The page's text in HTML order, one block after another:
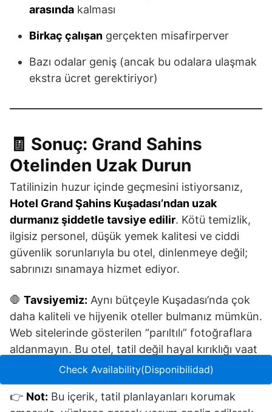
arasında kalması
Birkaç çalışan gerçekten misafirperver
Bazı odalar geniş (ancak bu odalara ulaşmak
ekstra ücret gerektiriyor)
🧾 Sonuç: Grand Sahins
Otelinden Uzak Durun
Tatilinizin huzur içinde geçmesini istiyorsanız,
Hotel Grand Şahins Kuşadası’ndan uzak
durmanız şiddetle tavsiye edilir. Kötü temizlik,
ilgisiz personel, düşük yemek kalitesi ve ciddi
güvenlik sorunlarıyla bu otel, dinlenmeye değil;
sabrınızı sınamaya hizmet ediyor.
🛑 Tavsiyemiz: Aynı bütçeyle Kuşadası’nda çok
daha kaliteli ve hijyenik oteller bulmanız mümkün.
Web sitelerinde gösterilen “parıltılı” fotoğraflara
aldanmayın. Bu otel, tatil değil hayal kırıklığı vaat
👉 Not: Bu içerik, tatil planlayanları korumak
Check Availability(Disponibilidad)